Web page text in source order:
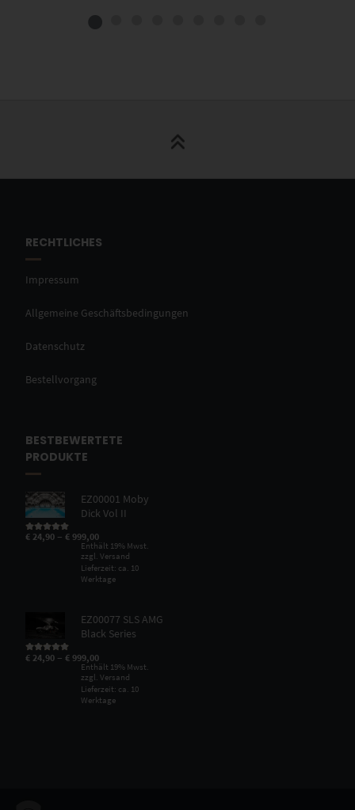
RECHTLICHES
Impressum
Allgemeine Geschäftsbedingungen
Datenschutz
Bestellvorgang
BESTBEWERTETE
PRODUKTE
EZ00001 Moby
Dick Vol II
Bewertet mit
von 5
€ 24,90 –€ 999,00
Enthält 19% Mwst.
zzgl.Versand
Lieferzeit: ca. 10
Werktage
EZ00077 SLS AMG
Black Series
Bewertet mit
von 5
€ 24,90 –€ 999,00
Enthält 19% Mwst.
zzgl.Versand
Lieferzeit: ca. 10
Werktage